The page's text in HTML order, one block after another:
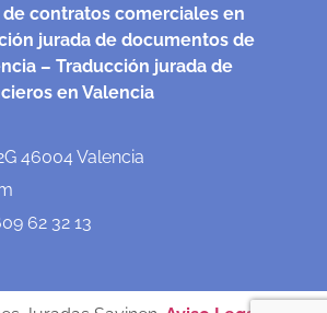
contratos comerciales en
jurada de documentos de
– Traducción jurada de
en Valencia
46004 Valencia
62 32 13